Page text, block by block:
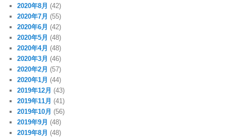
2020年8月 (42)
2020年7月 (55)
2020年6月 (42)
2020年5月 (48)
2020年4月 (48)
2020年3月 (46)
2020年2月 (57)
2020年1月 (44)
2019年12月 (43)
2019年11月 (41)
2019年10月 (56)
2019年9月 (48)
2019年8月 (48)